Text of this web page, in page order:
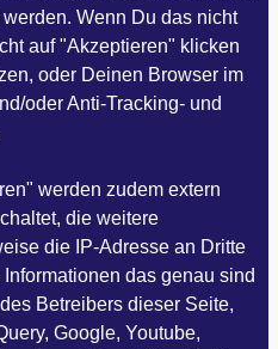
Wenn Du das nicht
auf "Akzeptieren" klicken
oder Deinen Browser im
oder Anti-Tracking- und
werden zudem extern
die weitere
die IP-Adresse an Dritte
das genau sind
Betreibers dieser Seite,
Google, Youtube,